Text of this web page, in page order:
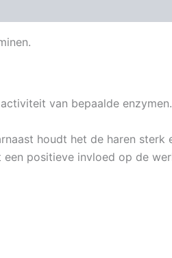
van bepaalde enzymen.
houdt het de haren sterk
positieve invloed op de